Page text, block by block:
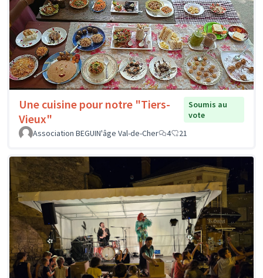
Une cuisine pour notre "Tiers-
Vieux"
Soumis au
vote
Association BEGUIN'âge Val-de-Cher
4 21